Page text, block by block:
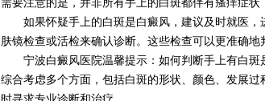
需要注意的是，并非所有手上的白斑都伴有瘙痒症状
如果怀疑手上的白斑是白癜风，建议及时就医，
肤镜检查或活检来确认诊断。这些检查可以更准确
宁波白癜风医院温馨提示：如何判断手上有白斑
综合考虑多个方面，包括白斑的形状、颜色、发展